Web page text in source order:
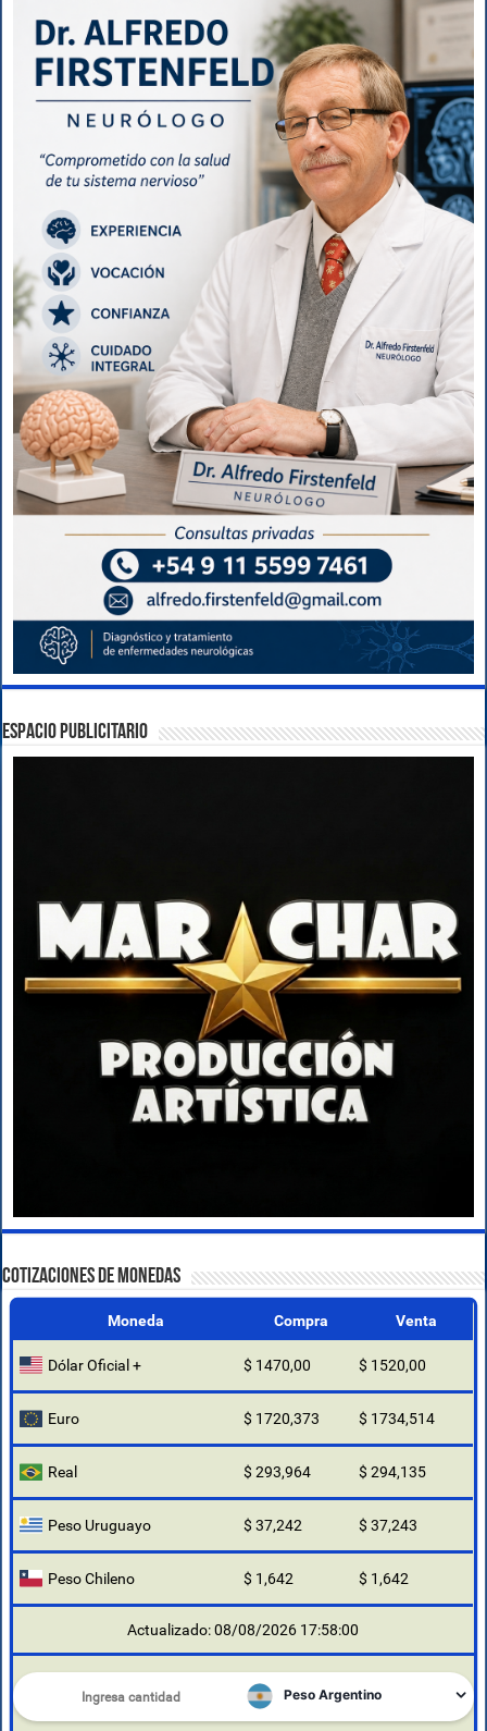
ESPACIO PUBLICITARIO
COTIZACIONES DE MONEDAS
Moneda Compra Venta
Dólar Oficial + $ 1470,00 $ 1520,00
Euro $ 1720,373 $ 1734,514
Real $ 293,964 $ 294,135
Peso Uruguayo $ 37,242 $ 37,243
Peso Chileno $ 1,642 $ 1,642
Actualizado: 08/08/2026 17:58:00